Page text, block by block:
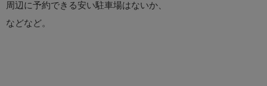
周辺に予約できる安い駐車場はないか、
などなど。